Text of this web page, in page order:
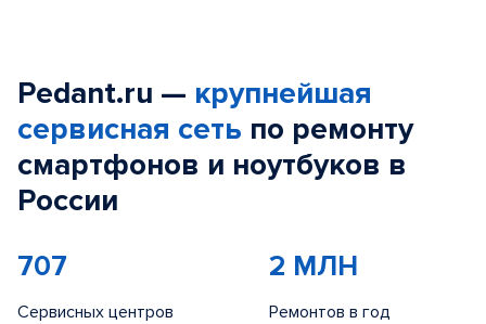
Pedant.ru — крупнейшая
сервисная сеть по ремонту
смартфонов и ноутбуков в
России
707
Сервисных центров
2 МЛН
Ремонтов в год